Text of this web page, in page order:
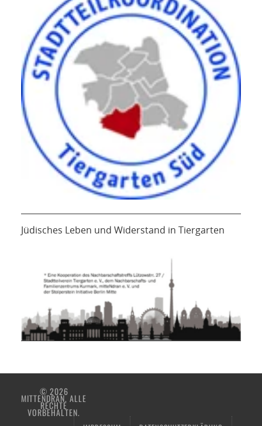
Jüdisches Leben und Widerstand in Tiergarten
© 2026
MITTENDRAN. ALLE
RECHTE
VORBEHALTEN.